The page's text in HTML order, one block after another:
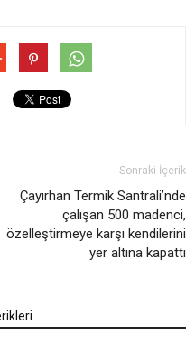
Sonraki İçerik
Çayırhan Termik Santrali’nde
çalışan 500 madenci,
özelleştirmeye karşı kendilerini
yer altına kapattı